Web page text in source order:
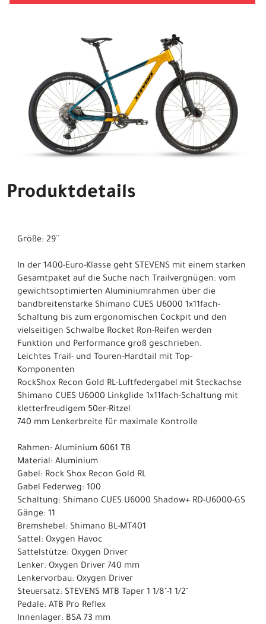
Produktdetails
Größe: 29``
In der 1400-Euro-Klasse geht STEVENS mit einem starken
Gesamtpaket auf die Suche nach Trailvergnügen: vom
gewichtsoptimierten Aluminiumrahmen über die
bandbreitenstarke Shimano CUES U6000 1x11fach-
Schaltung bis zum ergonomischen Cockpit und den
vielseitigen Schwalbe Rocket Ron-Reifen werden
Funktion und Performance groß geschrieben.
Leichtes Trail- und Touren-Hardtail mit Top-
Komponenten
RockShox Recon Gold RL-Luftfedergabel mit Steckachse
Shimano CUES U6000 Linkglide 1x11fach-Schaltung mit
kletterfreudigem 50er-Ritzel
740 mm Lenkerbreite für maximale Kontrolle
Rahmen: Aluminium 6061 TB
Material: Aluminium
Gabel: Rock Shox Recon Gold RL
Gabel Federweg: 100
Schaltung: Shimano CUES U6000 Shadow+ RD-U6000-GS
Gänge: 11
Bremshebel: Shimano BL-MT401
Sattel: Oxygen Havoc
Sattelstütze: Oxygen Driver
Lenker: Oxygen Driver 740 mm
Lenkervorbau: Oxygen Driver
Steuersatz: STEVENS MTB Taper 1 1/8"-1 1/2"
Pedale: ATB Pro Reflex
Innenlager: BSA 73 mm